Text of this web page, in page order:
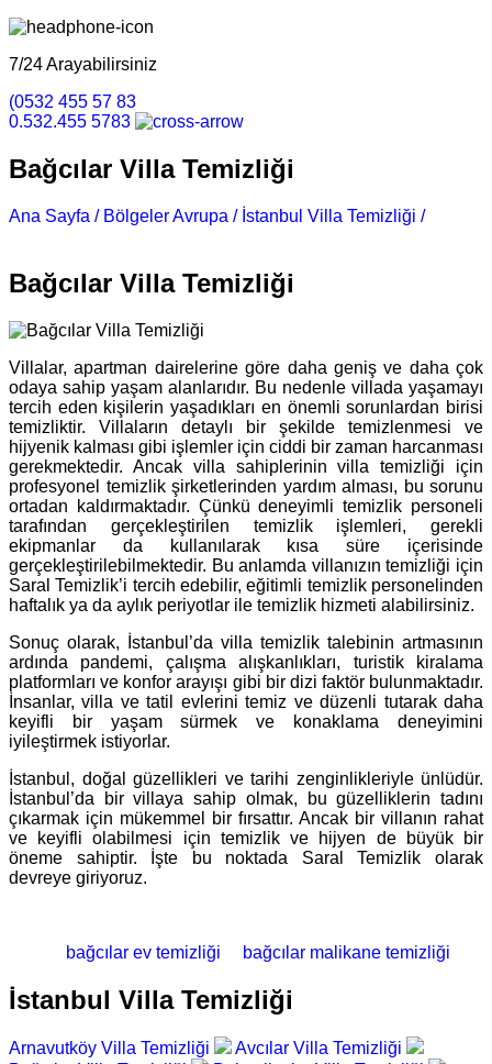
7/24 Arayabilirsiniz
(0532 455 57 83
0.532.455 5783
Bağcılar Villa Temizliği
Ana Sayfa / Bölgeler Avrupa / İstanbul Villa Temizliği /
Bağcılar Villa Temizliği
Villalar, apartman dairelerine göre daha geniş ve daha çok
odaya sahip yaşam alanlarıdır. Bu nedenle villada yaşamayı
tercih eden kişilerin yaşadıkları en önemli sorunlardan birisi
temizliktir. Villaların detaylı bir şekilde temizlenmesi ve
hijyenik kalması gibi işlemler için ciddi bir zaman harcanması
gerekmektedir. Ancak villa sahiplerinin villa temizliği için
profesyonel temizlik şirketlerinden yardım alması, bu sorunu
ortadan kaldırmaktadır. Çünkü deneyimli temizlik personeli
tarafından gerçekleştirilen temizlik işlemleri, gerekli
ekipmanlar da kullanılarak kısa süre içerisinde
gerçekleştirilebilmektedir. Bu anlamda villanızın temizliği için
Saral Temizlik’i tercih edebilir, eğitimli temizlik personelinden
haftalık ya da aylık periyotlar ile temizlik hizmeti alabilirsiniz.
Sonuç olarak, İstanbul’da villa temizlik talebinin artmasının
ardında pandemi, çalışma alışkanlıkları, turistik kiralama
platformları ve konfor arayışı gibi bir dizi faktör bulunmaktadır.
İnsanlar, villa ve tatil evlerini temiz ve düzenli tutarak daha
keyifli bir yaşam sürmek ve konaklama deneyimini
iyileştirmek istiyorlar.
İstanbul, doğal güzellikleri ve tarihi zenginlikleriyle ünlüdür.
İstanbul’da bir villaya sahip olmak, bu güzelliklerin tadını
çıkarmak için mükemmel bir fırsattır. Ancak bir villanın rahat
ve keyifli olabilmesi için temizlik ve hijyen de büyük bir
öneme sahiptir. İşte bu noktada Saral Temizlik olarak
devreye giriyoruz.
bağcılar ev temizliği bağcılar malikane temizliği
İstanbul Villa Temizliği
Arnavutköy Villa Temizliği
Avcılar Villa Temizliği